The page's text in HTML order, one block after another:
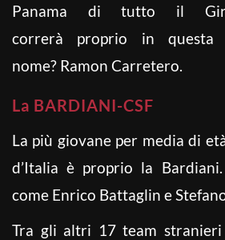
Panama di tutto il
correrà proprio in questa
nome? Ramon Carretero.
La BARDIANI-CSF
La più giovane per media di
d’Italia è proprio la
come Enrico Battaglin e
Tra gli altri 17 team